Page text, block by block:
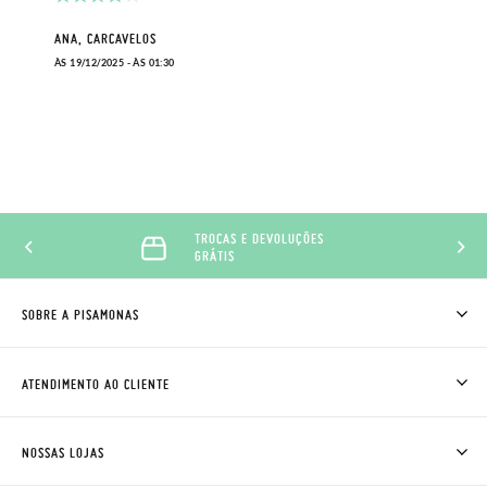
ANA, CARCAVELOS
ÀS 19/12/2025 - ÀS 01:30
TROCAS E DEVOLUÇÕES
GRÁTIS
SOBRE A PISAMONAS
ATENDIMENTO AO CLIENTE
NOSSAS LOJAS